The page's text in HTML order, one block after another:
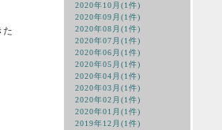
た
2020年10月(1件)
2020年09月(1件)
2020年08月(1件)
2020年07月(1件)
2020年06月(1件)
2020年05月(1件)
2020年04月(1件)
2020年03月(1件)
2020年02月(1件)
2020年01月(1件)
2019年12月(1件)